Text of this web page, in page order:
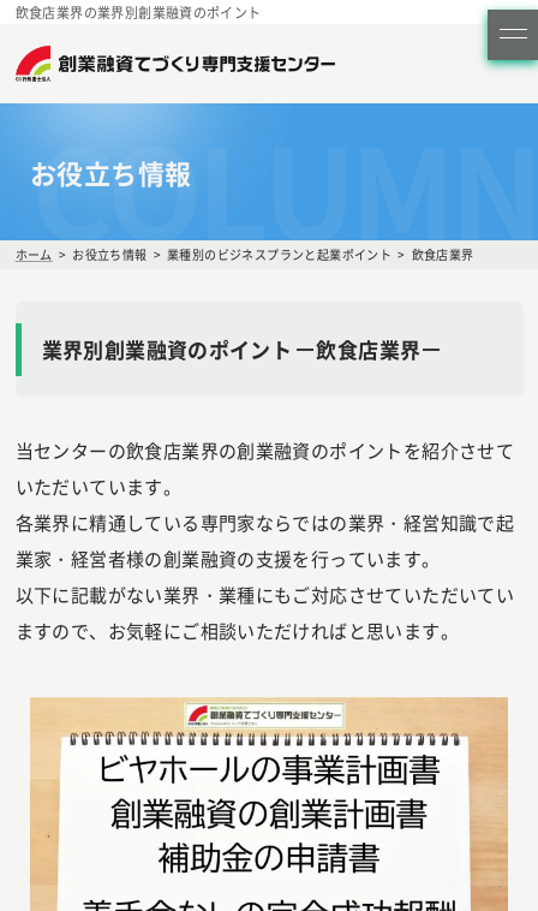
飲食店業界の業界別創業融資のポイント
お役立ち情報
COLUMN
ホーム お役立ち情報 業種別のビジネスプランと起業ポイント 飲食店業界
業界別創業融資のポイント 飲食店業界
当センターの飲食店業界の創業融資のポイントを紹介させて
いただいています。
各業界に精通している専門家ならではの業界・経営知識で起
業家・経営者様の創業融資の支援を行っています。
以下に記載がない業界・業種にもご対応させていただいてい
ますので、お気軽にご相談いただければと思います。